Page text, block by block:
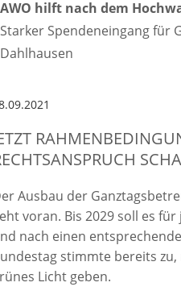
AWO hilft nach dem
Starker Spendeneingang für
Dahlhausen
Ausbau der
voran. Bis 2029 soll es
nach einen
stimmte bereits
Licht geben.